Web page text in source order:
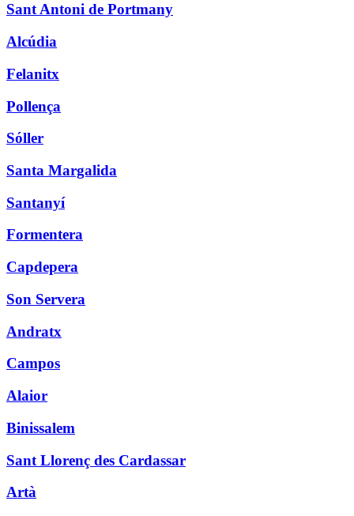
Sant Antoni de Portmany
Alcúdia
Felanitx
Pollença
Sóller
Santa Margalida
Santanyí
Formentera
Capdepera
Son Servera
Andratx
Campos
Alaior
Binissalem
Sant Llorenç des Cardassar
Artà